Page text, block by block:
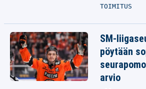
TOIMITUS
SM-
pöytään
arvio